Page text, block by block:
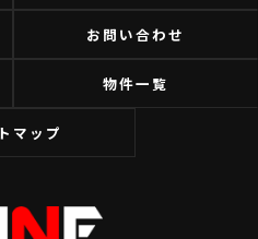
お問い合わせ
物件一覧
マップ